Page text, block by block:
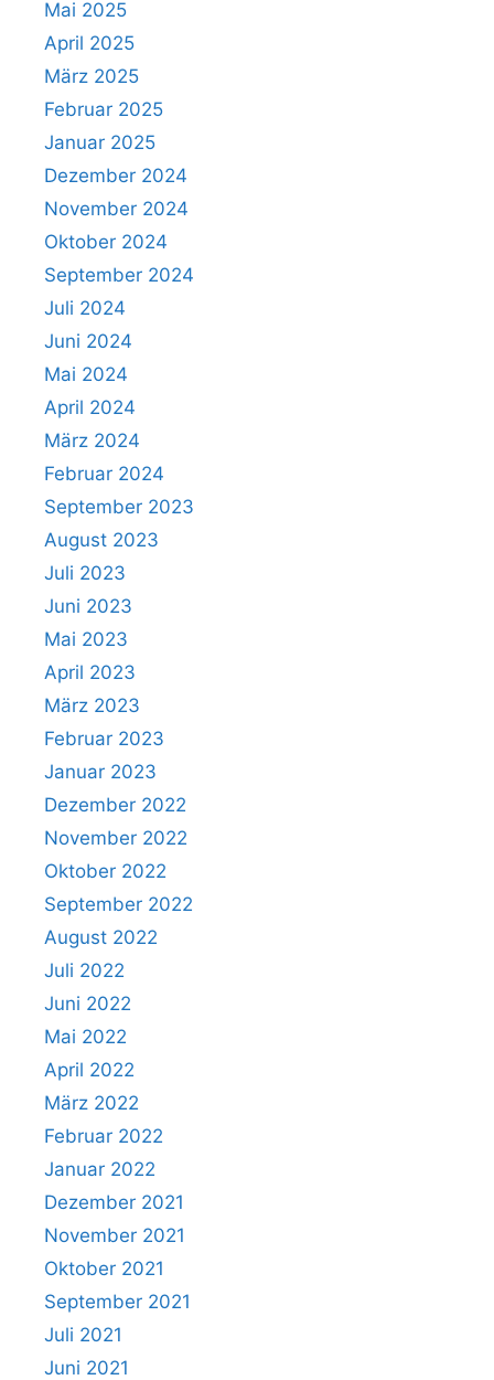
Mai 2025
April 2025
März 2025
Februar 2025
Januar 2025
Dezember 2024
November 2024
Oktober 2024
September 2024
Juli 2024
Juni 2024
Mai 2024
April 2024
März 2024
Februar 2024
September 2023
August 2023
Juli 2023
Juni 2023
Mai 2023
April 2023
März 2023
Februar 2023
Januar 2023
Dezember 2022
November 2022
Oktober 2022
September 2022
August 2022
Juli 2022
Juni 2022
Mai 2022
April 2022
März 2022
Februar 2022
Januar 2022
Dezember 2021
November 2021
Oktober 2021
September 2021
Juli 2021
Juni 2021